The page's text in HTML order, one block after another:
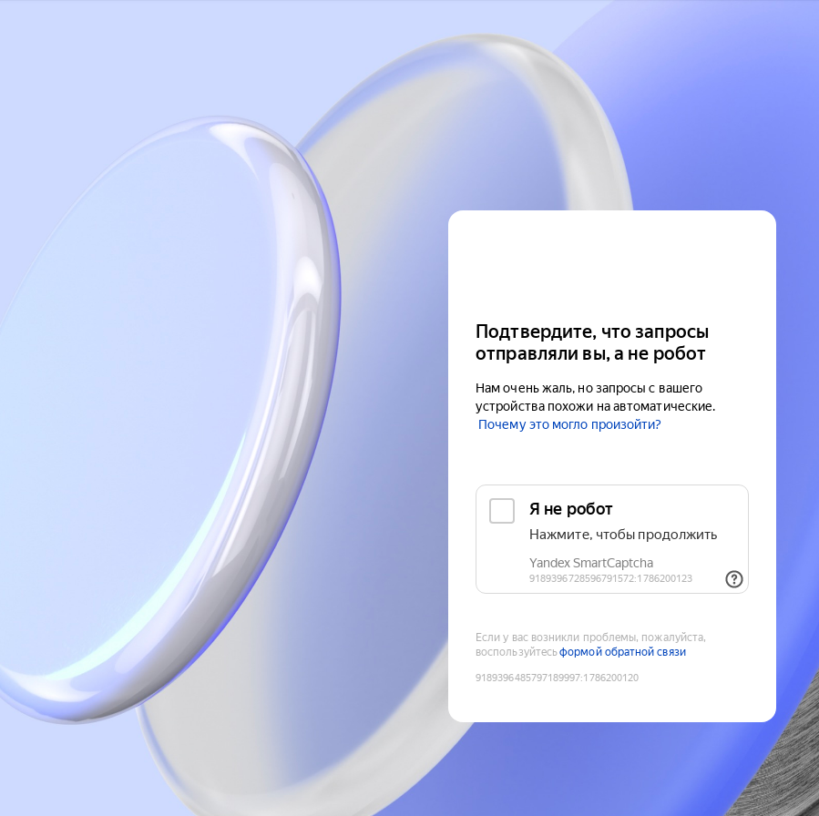
Подтвердите, что запросы
отправляли вы, а не робот
Нам очень жаль, но запросы с вашего
устройства похожи на автоматические.
Почему это могло произойти?
Если у вас возникли проблемы, пожалуйста,
воспользуйтесьформой обратной связи
9189396485797189997:1786200120